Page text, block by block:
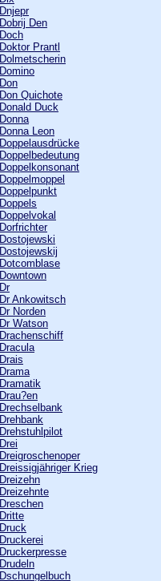
Dnjepr
Dobrij Den
Doch
Doktor Prantl
Dolmetscherin
Domino
Don
Don Quichote
Donald Duck
Donna
Donna Leon
Doppelausdrücke
Doppelbedeutung
Doppelkonsonant
Doppelmoppel
Doppelpunkt
Doppels
Doppelvokal
Dorfrichter
Dostojewski
Dostojewskij
Dotcomblase
Downtown
Dr
Dr Ankowitsch
Dr Norden
Dr Watson
Drachenschiff
Dracula
Drais
Drama
Dramatik
Drau?en
Drechselbank
Drehbank
Drehstuhlpilot
Drei
Dreigroschenoper
Dreissigjähriger Krieg
Dreizehn
Dreizehnte
Dreschen
Dritte
Druck
Druckerei
Druckerpresse
Drudeln
Dschungelbuch